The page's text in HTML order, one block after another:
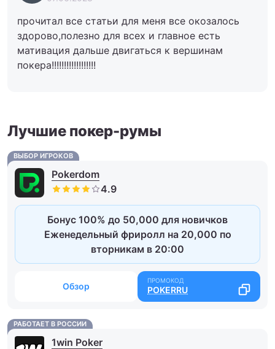
прочитал все статьи для меня все окозалось
здорово,полезно для всех и главное есть
мативация дальше двигаться к вершинам
покера!!!!!!!!!!!!!!!!!!
Лучшие покер-румы
ВЫБОР ИГРОКОВ
Pokerdom
Бонус 100% до 50,000 для новичков
Еженедельный фриролл на 20,000 по
вторникам в 20:00
Обзор POKERRU
РАБОТАЕТ В РОССИИ
1win Poker